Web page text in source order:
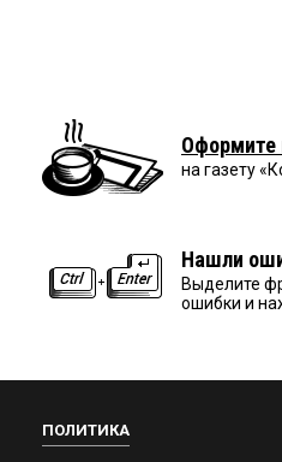
Оформите
на газету
Нашли
Выделите
ошибки и
ПОЛИТИКА